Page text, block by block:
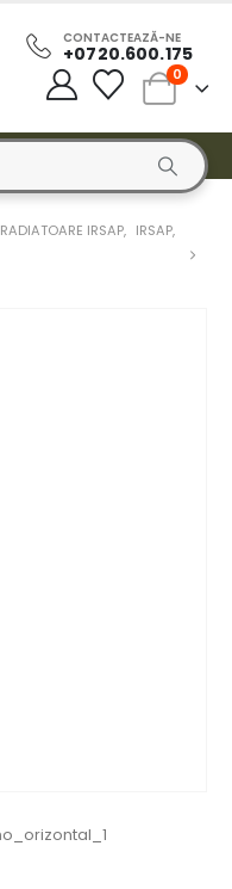
CONTACTEAZĂ-NE
+0720.600.175
0
RADIATOARE IRSAP, IRSAP,